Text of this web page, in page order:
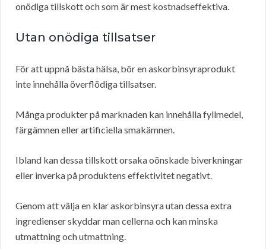
onödiga tillskott och som är mest kostnadseffektiva.
Utan onödiga tillsatser
För att uppnå bästa hälsa, bör en askorbinsyraprodukt
inte innehålla överflödiga tillsatser.
Många produkter på marknaden kan innehålla fyllmedel,
färgämnen eller artificiella smakämnen.
Ibland kan dessa tillskott orsaka oönskade biverkningar
eller inverka på produktens effektivitet negativt.
Genom att välja en klar askorbinsyra utan dessa extra
ingredienser skyddar man cellerna och kan minska
utmattning och utmattning.